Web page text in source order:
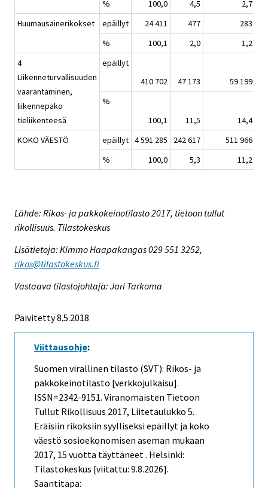
% 100,0 4,5
2,7
Huumausainerikokset
epäillyt 24 411 477
283
%
100,1 2,0
1,2
4
Liikenneturvallisuuden
vaarantaminen,
liikennepako
tieliikenteesä
epäillyt
410 702
47 173
59 199
%
100,1
11,5
14,4
KOKO VÄESTÖ
epäillyt 4 591 285 242 617
511 966
%
100,0 5,3 11,2
Lähde: Rikos- ja pakkokeinotilasto 2017, tietoon tullut
rikollisuus. Tilastokeskus
Lisätietoja: Kimmo Haapakangas 029 551 3252,
rikos@tilastokeskus.fi
Vastaava tilastojohtaja: Jari Tarkoma
Päivitetty 8.5.2018
Viittausohje:
Suomen virallinen tilasto (SVT): Rikos- ja
pakkokeinotilasto [verkkojulkaisu].
ISSN=2342-9151. Viranomaisten Tietoon
Tullut Rikollisuus 2017, Liitetaulukko 5.
Eräisiin rikoksiin syylliseksi epäillyt ja koko
väestö sosioekonomisen aseman mukaan
2017, 15 vuotta täyttäneet . Helsinki:
Tilastokeskus [viitattu: 9.8.2026].
Saantitapa: